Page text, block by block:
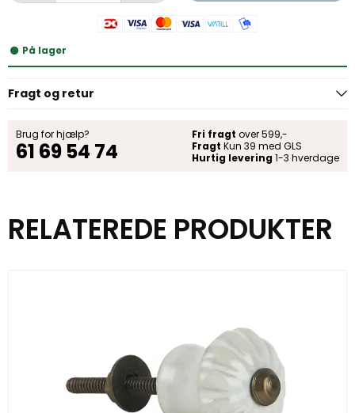
På lager
Fragt og retur
Brug for hjælp?
61 69 54 74
Fri fragt over 599,-
Fragt Kun 39 med GLS
Hurtig levering 1-3 hverdage
RELATEREDE PRODUKTER